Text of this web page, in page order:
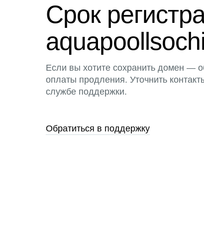
Срок
Если вы хотите сохранить домен —
оплаты продления. Уточнить
службе поддержки.
Обратиться в поддержку